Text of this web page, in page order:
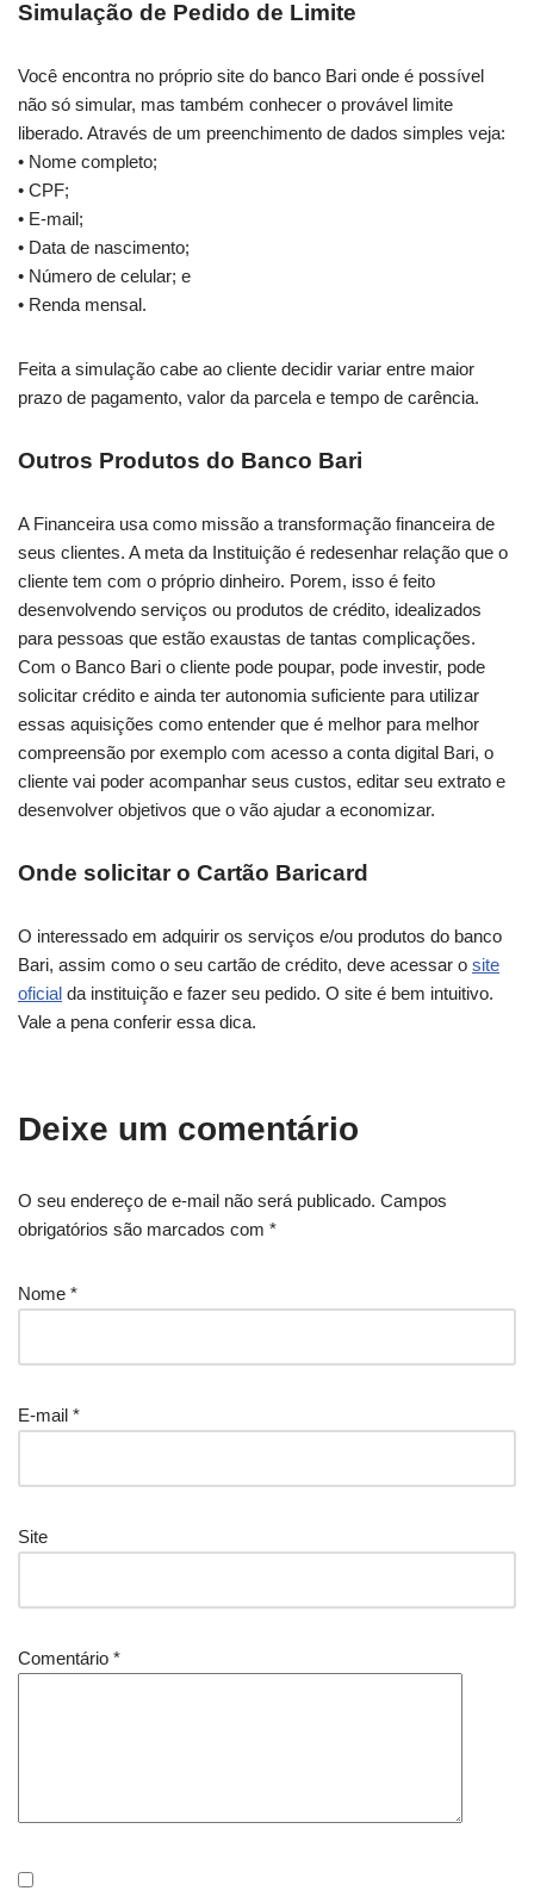
Simulação de Pedido de Limite
Você encontra no próprio site do banco Bari onde é possível
não só simular, mas também conhecer o provável limite
liberado. Através de um preenchimento de dados simples veja:
• Nome completo;
• CPF;
• E-mail;
• Data de nascimento;
• Número de celular; e
• Renda mensal.
Feita a simulação cabe ao cliente decidir variar entre maior
prazo de pagamento, valor da parcela e tempo de carência.
Outros Produtos do Banco Bari
A Financeira usa como missão a transformação financeira de
seus clientes. A meta da Instituição é redesenhar relação que o
cliente tem com o próprio dinheiro. Porem, isso é feito
desenvolvendo serviços ou produtos de crédito, idealizados
para pessoas que estão exaustas de tantas complicações.
Com o Banco Bari o cliente pode poupar, pode investir, pode
solicitar crédito e ainda ter autonomia suficiente para utilizar
essas aquisições como entender que é melhor para melhor
compreensão por exemplo com acesso a conta digital Bari, o
cliente vai poder acompanhar seus custos, editar seu extrato e
desenvolver objetivos que o vão ajudar a economizar.
Onde solicitar o Cartão Baricard
O interessado em adquirir os serviços e/ou produtos do banco
Bari, assim como o seu cartão de crédito, deve acessar o site
oficial da instituição e fazer seu pedido. O site é bem intuitivo.
Vale a pena conferir essa dica.
Deixe um comentário
O seu endereço de e-mail não será publicado. Campos
obrigatórios são marcados com *
Nome *
E-mail *
Site
Comentário *